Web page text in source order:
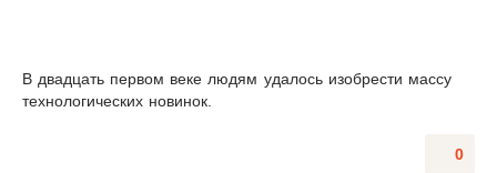
В двадцать первом веке людям удалось изобрести массу
технологических новинок.
0